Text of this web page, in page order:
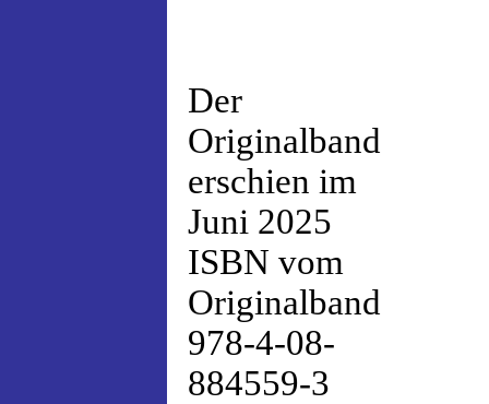
Der
Originalband
erschien im
Juni 2025
ISBN vom
Originalband
978-4-08-
884559-3